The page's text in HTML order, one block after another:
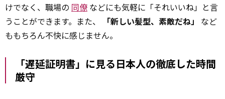
けでなく、職場の 同僚 などにも気軽に「それいいね」と言
うことができます。また、
「新しい髪型、素敵だね」
など
ももちろん不快に感じません。
「遅延証明書」に見る日本人の徹底した時間
厳守